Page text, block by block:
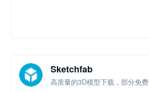
Sketchfab
高质量的3D模型下载，部分免费